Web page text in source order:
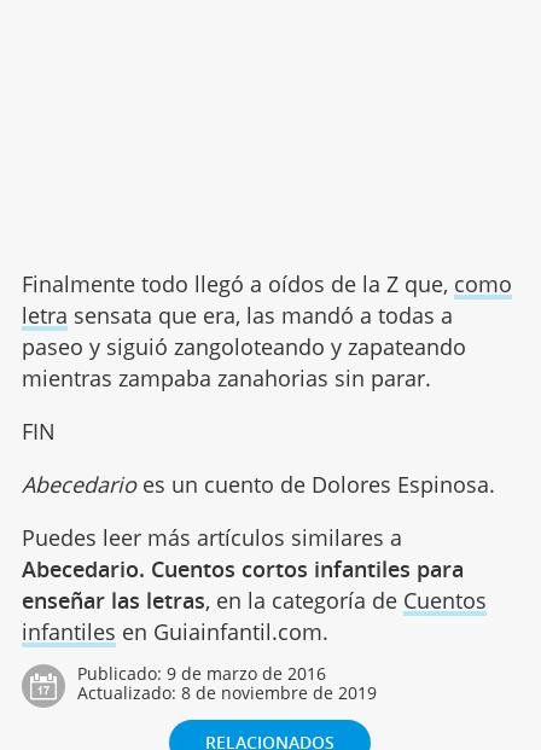
Finalmente todo llegó a oídos de la Z que, como
letra sensata que era, las mandó a todas a
paseo y siguió zangoloteando y zapateando
mientras zampaba zanahorias sin parar.
FIN
Abecedarioes un cuento de Dolores Espinosa.
Puedes leer más artículos similares a
Abecedario. Cuentos cortos infantiles para
enseñar las letras, en la categoría de Cuentos
infantiles en Guiainfantil.com.
Publicado: 9 de marzo de 2016
Actualizado: 8 de noviembre de 2019
RELACIONADOS